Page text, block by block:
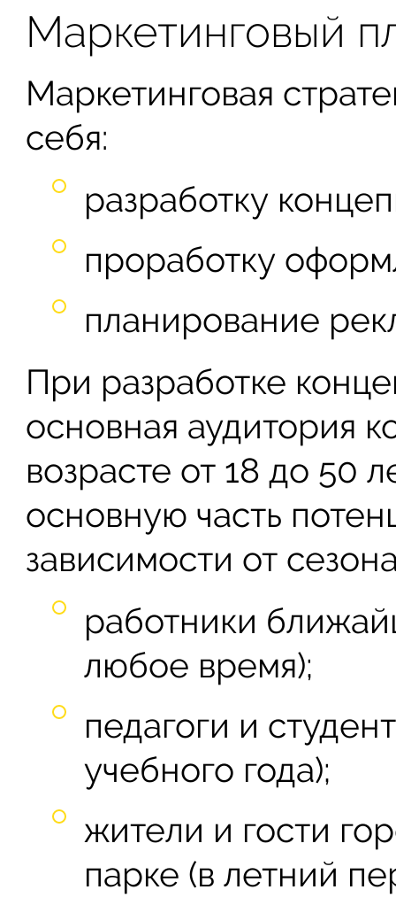
Маркетинговый
Маркетинговая
себя:
разработку
проработку
планирование
При разработке
основная аудитория
возрасте от 18 до 50
основную часть
зависимости от
работники
любое время);
педагоги и
учебного года);
жители и гости
парке (в летний